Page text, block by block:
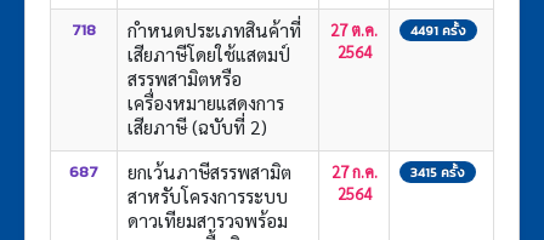
718
กำหนดประเภทสินค้าที่
เสียภาษีโดยใช้แสตมป์
สรรพสามิตหรือ
เครื่องหมายแสดงการ
เสียภาษี (ฉบับที่ 2)
27 ต.ค.
2564
4491 ครั้ง
687
ยกเว้นภาษีสรรพสามิต
สาหรับโครงการระบบ
ดาวเทียมสารวจพร้อม
27 ก.ค.
2564
3415 ครั้ง